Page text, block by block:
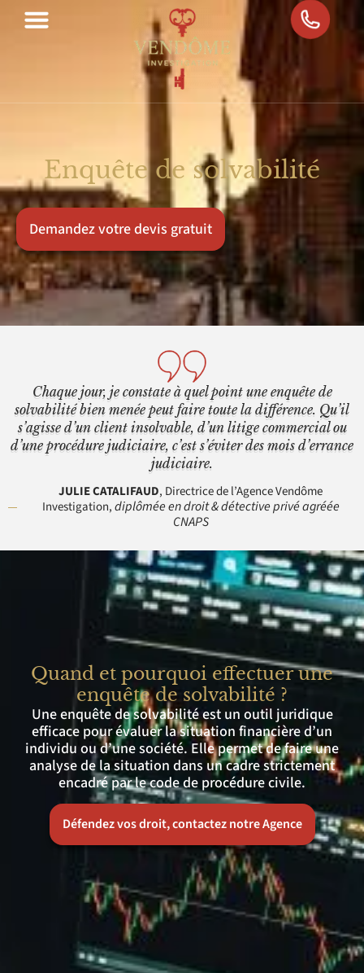
Enquête de solvabilité
Demandez votre devis gratuit
Chaque jour, je constate à quel point une enquête de
solvabilité bien menée peut faire toute la différence. Qu’il
s’agisse d’un client insolvable, d’un litige commercial ou
d’une procédure judiciaire, c’est s’éviter des mois d’errance
judiciaire.
JULIE CATALIFAUD, Directrice de l’Agence Vendôme
Investigation,diplômée en droit & détective privé agréée
CNAPS
Quand et pourquoi effectuer une
enquête de solvabilité ?
Une enquête de solvabilité est un outil juridique
efficace pour évaluer la situation financière d’un
individu ou d’une société. Elle permet de faire une
analyse de la situation dans un cadre strictement
encadré par le code de procédure civile.
Défendez vos droit, contactez notre Agence